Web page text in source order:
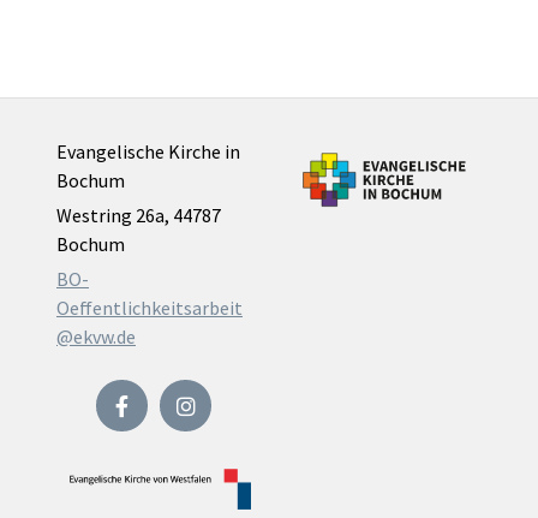
Evangelische Kirche in
Bochum
Westring 26a, 44787
Bochum
BO-
Oeffentlichkeitsarbeit
@ekvw.de